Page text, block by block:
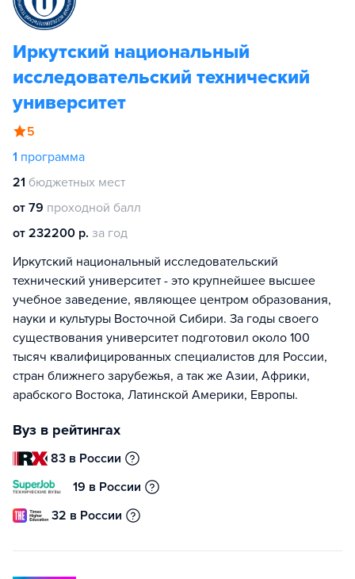
Иркутский национальный
исследовательский технический
университет
5
1 программа
21 бюджетных мест
от 79 проходной балл
от 232200 р. за год
Иркутский национальный исследовательский
технический университет - это крупнейшее высшее
учебное заведение, являющее центром образования,
науки и культуры Восточной Сибири. За годы своего
существования университет подготовил около 100
тысяч квалифицированных специалистов для России,
стран ближнего зарубежья, а так же Азии, Африки,
арабского Востока, Латинской Америки, Европы.
Вуз в рейтингах
83 в России
19 в России
32 в России